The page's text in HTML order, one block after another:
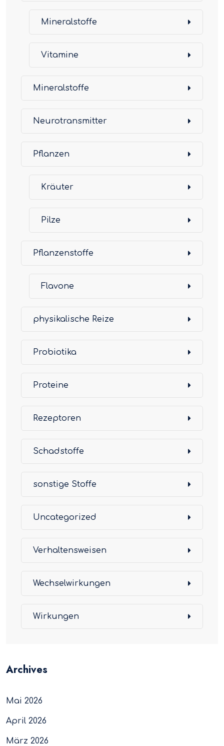
Mineralstoffe
Vitamine
Mineralstoffe
Neurotransmitter
Pflanzen
Kräuter
Pilze
Pflanzenstoffe
Flavone
physikalische Reize
Probiotika
Proteine
Rezeptoren
Schadstoffe
sonstige Stoffe
Uncategorized
Verhaltensweisen
Wechselwirkungen
Wirkungen
Archives
Mai 2026
April 2026
März 2026